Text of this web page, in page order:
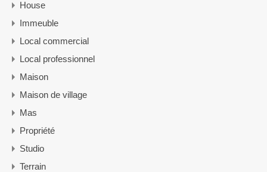
House
Immeuble
Local commercial
Local professionnel
Maison
Maison de village
Mas
Propriété
Studio
Terrain